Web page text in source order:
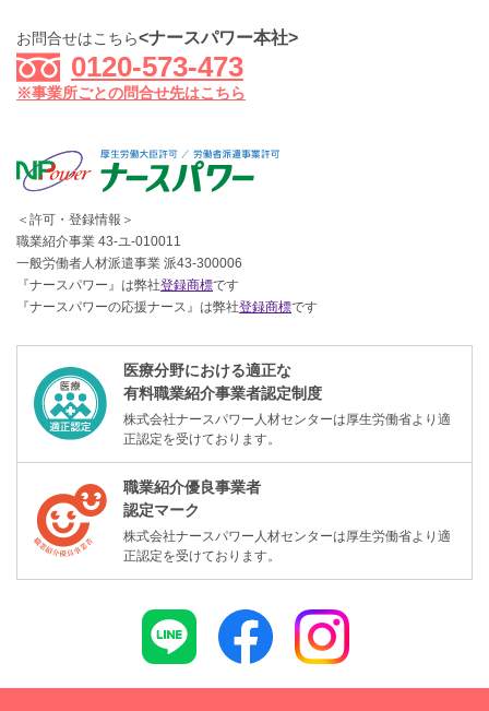
お問合せはこちら<ナースパワー本社>
0120-573-473
※事業所ごとの問合せ先はこちら
＜許可・登録情報＞
職業紹介事業 43-ユ-010011
一般労働者人材派遣事業 派43-300006
『ナースパワー』は弊社登録商標です
『ナースパワーの応援ナース』は弊社登録商標です
医療分野における適正な
有料職業紹介事業者認定制度
株式会社ナースパワー人材センターは厚生労働省より適
正認定を受けております。
職業紹介優良事業者
認定マーク
株式会社ナースパワー人材センターは厚生労働省より適
正認定を受けております。